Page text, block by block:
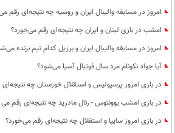
امروز در مسابقه والیبال ایران و روسیه چه نتیجه‌ای رقم
امشب در بازی لبنان و ایران چه نتیجه‌ای رقم می‌خورد؟
امروز در مسابقه والیبال ایران و برزیل کدام تیم برنده
آیا جواد نکونام مرد سال فوتبال آسیا می‌شود؟
در بازی امروز پرسپولیس و استقلال خوزستان چه
در بازی امشب یوونتوس - رئال مادرید چه نتیجه‌ای رقم
در بازی امروز سایپا و استقلال چه نتیجه‌ای رقم می‌خورد؟